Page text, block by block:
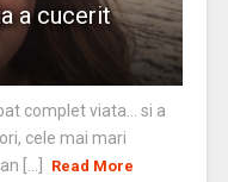
a cucerit
complet viata… si a
cele mai mari
[...]
Read More